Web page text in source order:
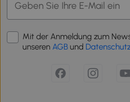
Mit der Anmeldung zum
unseren AGB und